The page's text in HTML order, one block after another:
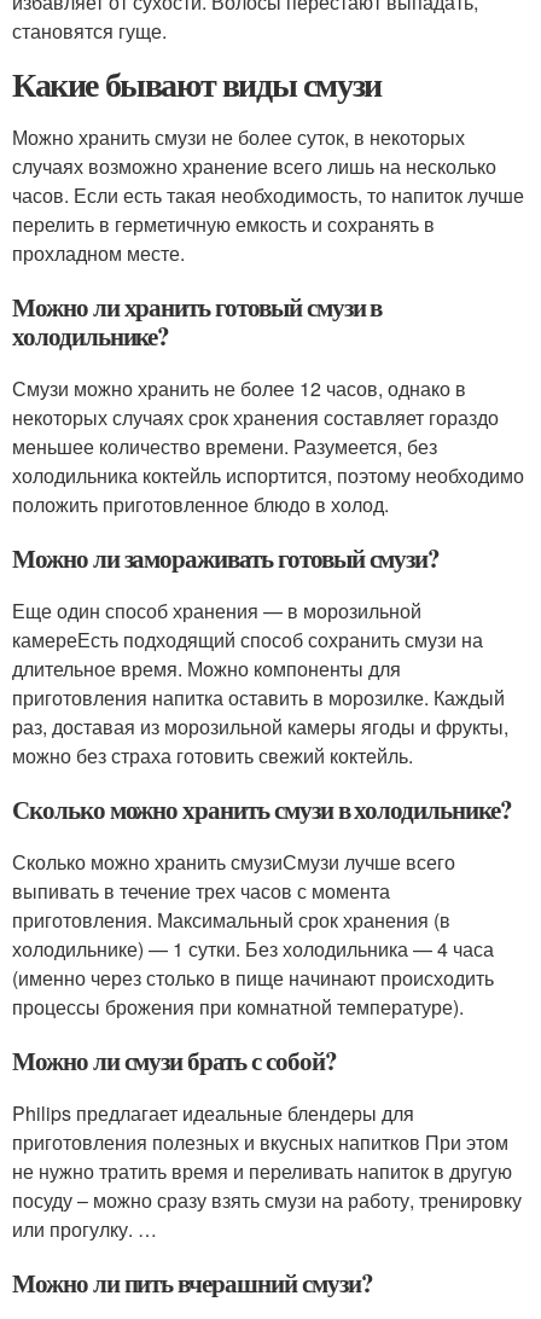
становятся гуще.
Какие бывают виды смузи
Можно хранить смузи не более суток, в некоторых
случаях возможно хранение всего лишь на несколько
часов. Если есть такая необходимость, то напиток лучше
перелить в герметичную емкость и сохранять в
прохладном месте.
Можно ли хранить готовый смузи в
холодильнике?
Смузи можно хранить не более 12 часов, однако в
некоторых случаях срок хранения составляет гораздо
меньшее количество времени. Разумеется, без
холодильника коктейль испортится, поэтому необходимо
положить приготовленное блюдо в холод.
Можно ли замораживать готовый смузи?
Еще один способ хранения — в морозильной
камереЕсть подходящий способ сохранить смузи на
длительное время. Можно компоненты для
приготовления напитка оставить в морозилке. Каждый
раз, доставая из морозильной камеры ягоды и фрукты,
можно без страха готовить свежий коктейль.
Сколько можно хранить смузи в холодильнике?
Сколько можно хранить смузиСмузи лучше всего
выпивать в течение трех часов с момента
приготовления. Максимальный срок хранения (в
холодильнике) — 1 сутки. Без холодильника — 4 часа
(именно через столько в пище начинают происходить
процессы брожения при комнатной температуре).
Можно ли смузи брать с собой?
Philips предлагает идеальные блендеры для
приготовления полезных и вкусных напитков При этом
не нужно тратить время и переливать напиток в другую
посуду – можно сразу взять смузи на работу, тренировку
или прогулку. …
Можно ли пить вчерашний смузи?